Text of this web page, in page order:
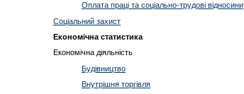
Оплата праці та соціально-трудові відносини
Соціальний захист
Економічна статистика
Економічна діяльність
Будівництво
Внутрішня торгівля